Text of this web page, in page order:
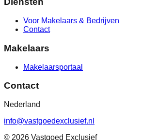
Voor Makelaars & Bedrijven
Contact
Makelaars
Makelaarsportaal
Contact
Nederland
info@vastgoedexclusief.nl
© 2026 Vastgoed Exclusief